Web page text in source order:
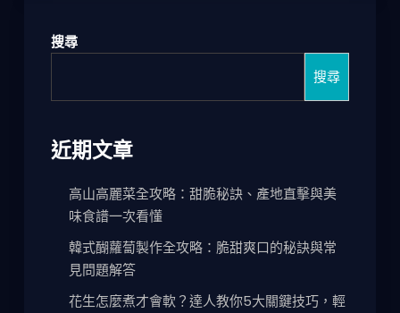
搜尋
搜尋
近期文章
高山高麗菜全攻略：甜脆秘訣、產地直擊與美
味食譜一次看懂
韓式醐蘿蔔製作全攻略：脆甜爽口的秘訣與常
見問題解答
花生怎麼煮才會軟？達人教你5大關鍵技巧，輕